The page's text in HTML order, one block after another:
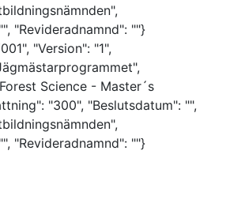
"Revideradnamnd": ""}
"Version": "1",
Science - Master´s
"300", "Beslutsdatum": "",
"Revideradnamnd": ""}